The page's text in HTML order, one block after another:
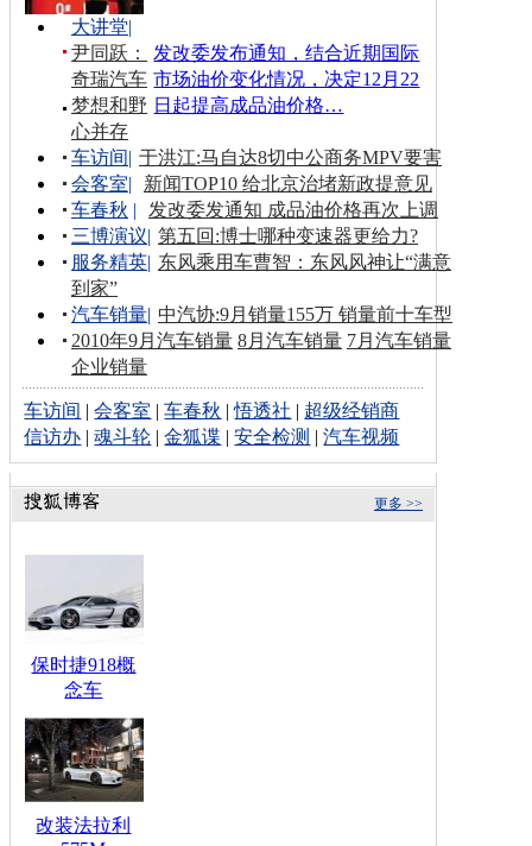
发改委发布通知，结合近期国际
市场油价变化情况，决定12月22
日起提高成品油价格…
大讲堂|
尹同跃：
奇瑞汽车
梦想和野
心并存
车访间| 于洪江:马自达8切中公商务MPV要害
会客室|
新闻TOP10 给北京治堵新政提意见
车春秋 |
发改委发通知 成品油价格再次上调
三博演议| 第五回:博士哪种变速器更给力?
服务精英| 东风乘用车曹智：东风风神让“满意
到家”
汽车销量| 中汽协:9月销量155万 销量前十车型
2010年9月汽车销量 8月汽车销量 7月汽车销量
企业销量
车访间 |会客室 |车春秋 |悟透社 | 超级经销商
信访办 |魂斗轮 |金狐谍 |安全检测 |汽车视频
更多 >>
保时捷918概
念车
改装法拉利